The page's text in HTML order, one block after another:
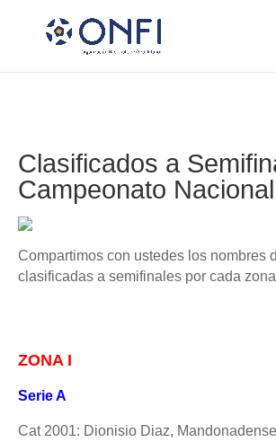
Clasificados a
Campeonato Nacional
Compartimos con ustedes los nombres
clasificadas a semifinales por cada
ZONA I
Serie A
Cat 2001: Dionisio Diaz, Mandonadense